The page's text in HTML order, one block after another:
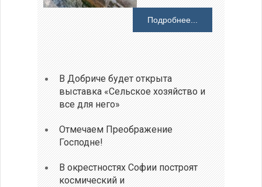
Подробнее...
В Добриче будет открыта
выставка «Сельское хозяйство и
все для него»
Отмечаем Преображение
Господне!
В окрестностях Софии построят
космический и